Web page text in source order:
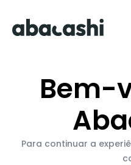
Bem-
Para continuar a